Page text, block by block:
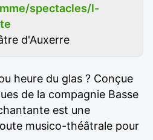
spectacles/l-
d'Auxerre
heure du glas ? Conçue
de la compagnie Basse
est une
musico-théâtrale pour